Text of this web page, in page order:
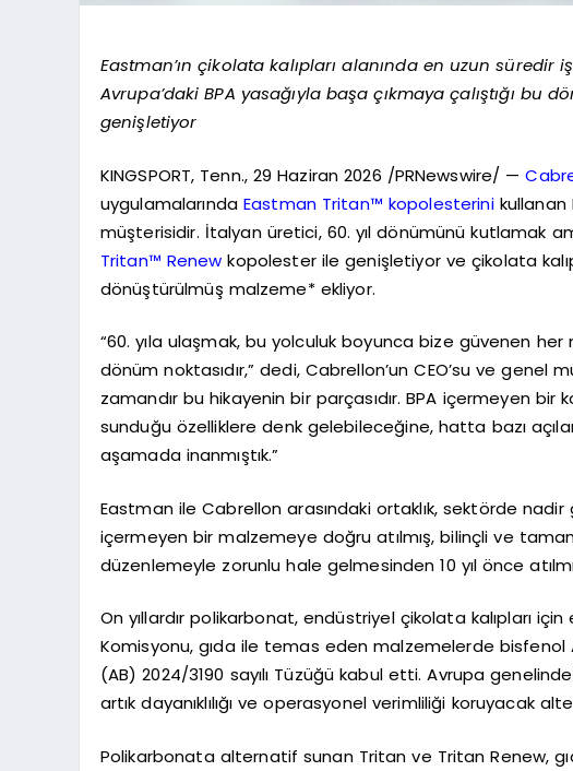
Eastman’ın çikolata kalıpları alanında en uzun süredir
Avrupa’daki BPA yasağıyla başa çıkmaya çalıştığı bu
genişletiyor
KINGSPORT, Tenn., 29 Haziran 2026 /PRNewswire/ —
uygulamalarında Eastman Tritan™ kopolesterinikullanan
müşterisidir. İtalyan üretici, 60. yıl dönümünü kutlamak
Tritan™ Renew kopolester ile genişletiyor ve çikolata
dönüştürülmüş malzeme* ekliyor.
“60. yıla ulaşmak, bu yolculuk boyunca bize güvenen
dönüm noktasıdır,” dedi, Cabrellon’un CEO’su ve genel
zamandır bu hikayenin bir parçasıdır. BPA içermeyen bir
sunduğu özelliklere denk gelebileceğine, hatta bazı
aşamada inanmıştık.”
Eastman ile Cabrellon arasındaki ortaklık, sektörde
içermeyen bir malzemeye doğru atılmış, bilinçli ve
düzenlemeyle zorunlu hale gelmesinden 10 yıl önce
On yıllardır polikarbonat, endüstriyel çikolata kalıpları
Komisyonu, gıda ile temas eden malzemelerde bisfenol A
(AB) 2024/3190 sayılı Tüzüğü kabul etti. Avrupa
artık dayanıklılığı ve operasyonel verimliliği koruyacak
Polikarbonata alternatif sunan Tritan ve Tritan Renew,